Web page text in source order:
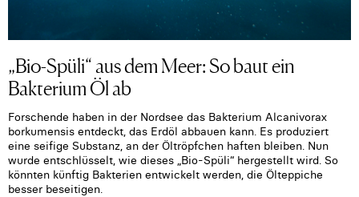
„Bio-Spüli“ aus dem Meer: So baut ein
Bakterium Öl ab
Forschende haben in der Nordsee das Bakterium Alcanivorax
borkumensis entdeckt, das Erdöl abbauen kann. Es produziert
eine seifige Substanz, an der Öltröpfchen haften bleiben. Nun
wurde entschlüsselt, wie dieses „Bio-Spüli“ hergestellt wird. So
könnten künftig Bakterien entwickelt werden, die Ölteppiche
besser beseitigen.